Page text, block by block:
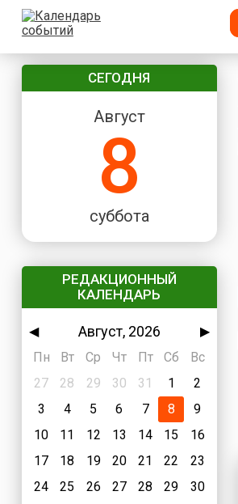
СЕГОДНЯ
Август
8
суббота
РЕДАКЦИОННЫЙ
КАЛЕНДАРЬ
◀ Август, 2026
▶
Пн
Вт Ср Чт Пт Сб
Вс
27
28 29 30 31 1
2
3
4 5 6 7 8
9
10
11 12 13 14 15
16
17
18 19 20 21 22
23
24
25 26 27 28 29
30